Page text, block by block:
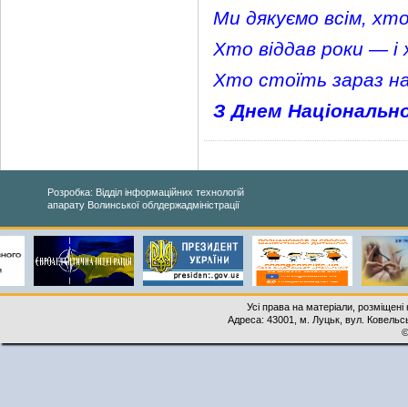
Ми дякуємо всім,
Хто віддав роки —
Хто стоїть зараз
З Днем
Розробка: Відділ інформаційних технологій
апарату Волинської облдержадміністрації
Усі права на матеріали,
Адреса: 43001, м. Луцьк, вул.